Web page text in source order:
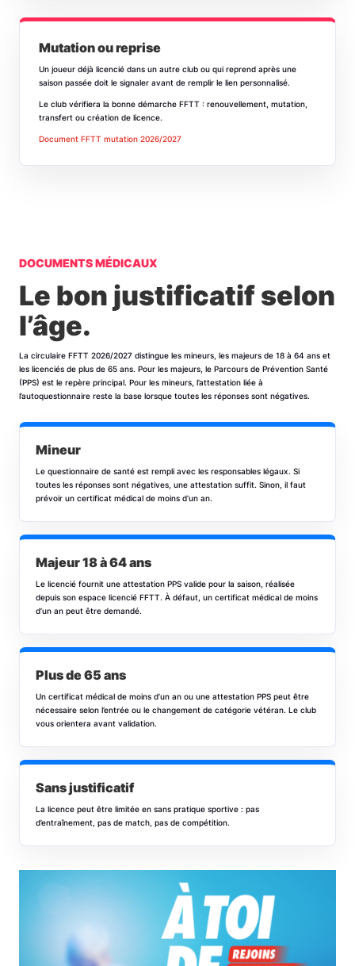
Mutation ou reprise
Un joueur déjà licencié dans un autre club ou qui reprend après une
saison passée doit le signaler avant de remplir le lien personnalisé.
Le club vérifiera la bonne démarche FFTT : renouvellement, mutation,
transfert ou création de licence.
Document FFTT mutation 2026/2027
DOCUMENTS MÉDICAUX
Le bon justificatif selon
l’âge.
La circulaire FFTT 2026/2027 distingue les mineurs, les majeurs de 18 à 64 ans et
les licenciés de plus de 65 ans. Pour les majeurs, le Parcours de Prévention Santé
(PPS) est le repère principal. Pour les mineurs, l’attestation liée à
l’autoquestionnaire reste la base lorsque toutes les réponses sont négatives.
Mineur
Le questionnaire de santé est rempli avec les responsables légaux. Si
toutes les réponses sont négatives, une attestation suffit. Sinon, il faut
prévoir un certificat médical de moins d’un an.
Majeur 18 à 64 ans
Le licencié fournit une attestation PPS valide pour la saison, réalisée
depuis son espace licencié FFTT. À défaut, un certificat médical de moins
d’un an peut être demandé.
Plus de 65 ans
Un certificat médical de moins d’un an ou une attestation PPS peut être
nécessaire selon l’entrée ou le changement de catégorie vétéran. Le club
vous orientera avant validation.
Sans justificatif
La licence peut être limitée en sans pratique sportive : pas
d’entraînement, pas de match, pas de compétition.